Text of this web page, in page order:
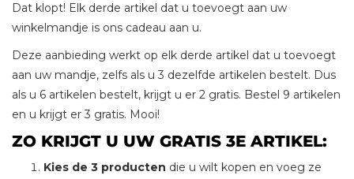
Dat klopt! Elk derde artikel dat u toevoegt aan uw
winkelmandje is ons cadeau aan u.
Deze aanbieding werkt op elk derde artikel dat u toevoegt
aan uw mandje, zelfs als u 3 dezelfde artikelen bestelt. Dus
als u 6 artikelen bestelt, krijgt u er 2 gratis. Bestel 9 artikelen
en u krijgt er 3 gratis. Mooi!
ZO KRIJGT U UW GRATIS 3E ARTIKEL:
Kies de 3 producten die u wilt kopen en voeg ze